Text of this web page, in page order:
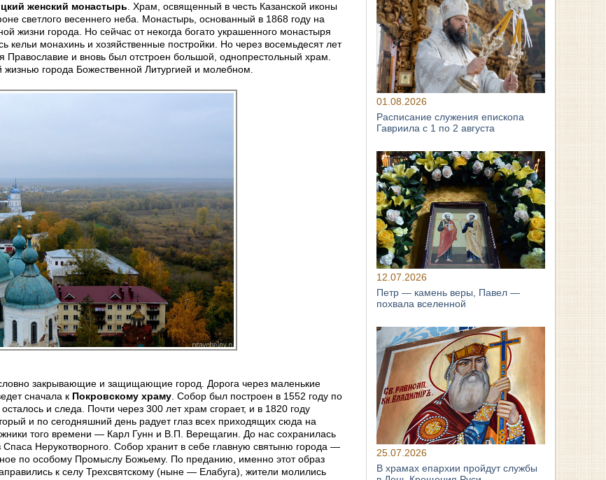
женский монастырь. Храм, освященный в честь Казанской иконы
светлого весеннего неба. Монастырь, основанный в 1868 году на
жизни города. Но сейчас от некогда богато украшенного монастыря
кельи монахинь и хозяйственные постройки. Но через восемьдесят лет
Православие и вновь был отстроен большой, однопрестольный храм.
жизнью города Божественной Литургией и молебном.
закрывающие и защищающие город. Дорога через маленькие
сначала к Покровскому храму. Собор был построен в 1552 году по
и следа. Почти через 300 лет храм сгорает, и в 1820 году
и по сегодняшний день радует глаз всех приходящих сюда на
того времени — Карл Гунн и В.П. Верещагин. До нас сохранилась
Нерукотворного. Собор хранит в себе главную святыню города —
по особому Промыслу Божьему. По преданию, именно этот образ
к селу Трехсвятскому (ныне — Елабуга), жители молились
01.08.2026
Расписание служения епископа
Гавриила с 1 по 2 августа
12.07.2026
Петр — камень веры, Павел —
похвала вселенной
25.07.2026
В храмах епархии пройдут службы